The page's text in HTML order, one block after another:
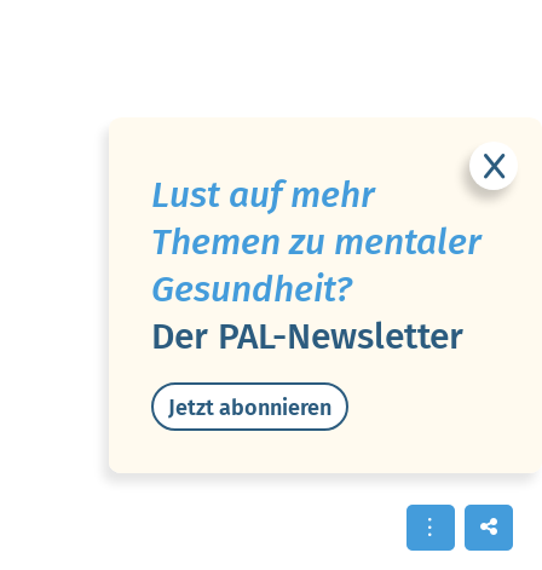
Lust auf mehr
Themen zu mentaler
Gesundheit?
Der PAL-Newsletter
Jetzt abonnieren